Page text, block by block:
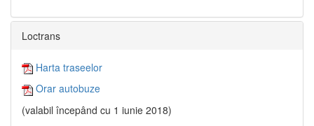
Loctrans
Harta traseelor
Orar autobuze
(valabil începând cu 1 iunie 2018)